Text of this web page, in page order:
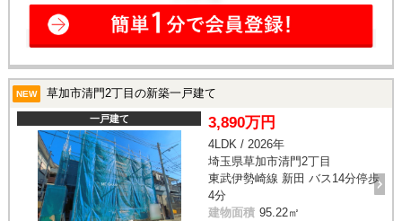
NEW 草加市清門2丁目の新築一戸建て
一戸建て 3,890万円
4LDK / 2026年
埼玉県草加市清門2丁目
東武伊勢崎線 新田 バス14分停歩
4分
建物面積 95.22㎡